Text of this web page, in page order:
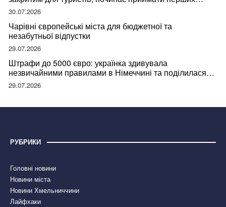
відвідувачів
30.07.2026
Чарівні європейські міста для бюджетної та
незабутньої відпустки
29.07.2026
Штрафи до 5000 євро: українка здивувала
незвичайними правилами в Німеччині та поділилася
правдою
29.07.2026
РУБРИКИ
Головні новини
Новини міста
Новини Хмельниччини
Лайфхаки